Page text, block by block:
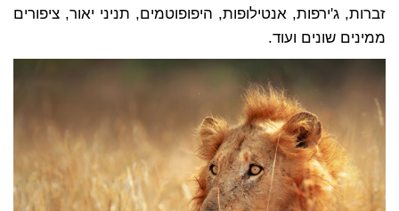
זברות, ג'ירפות, אנטילופות, היפופוטמים, תניני יאור, ציפורים
ממינים שונים ועוד.